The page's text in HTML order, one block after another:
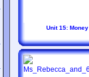
Unit 15: Money